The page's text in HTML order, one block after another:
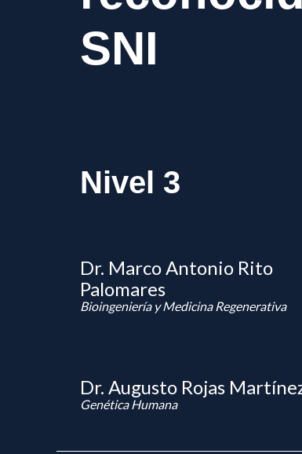
SNI
Nivel 3
Dr. Marco Antonio Rito
Palomares
Bioingeniería y Medicina Regenerativa
Dr. Augusto Rojas
Genética Humana